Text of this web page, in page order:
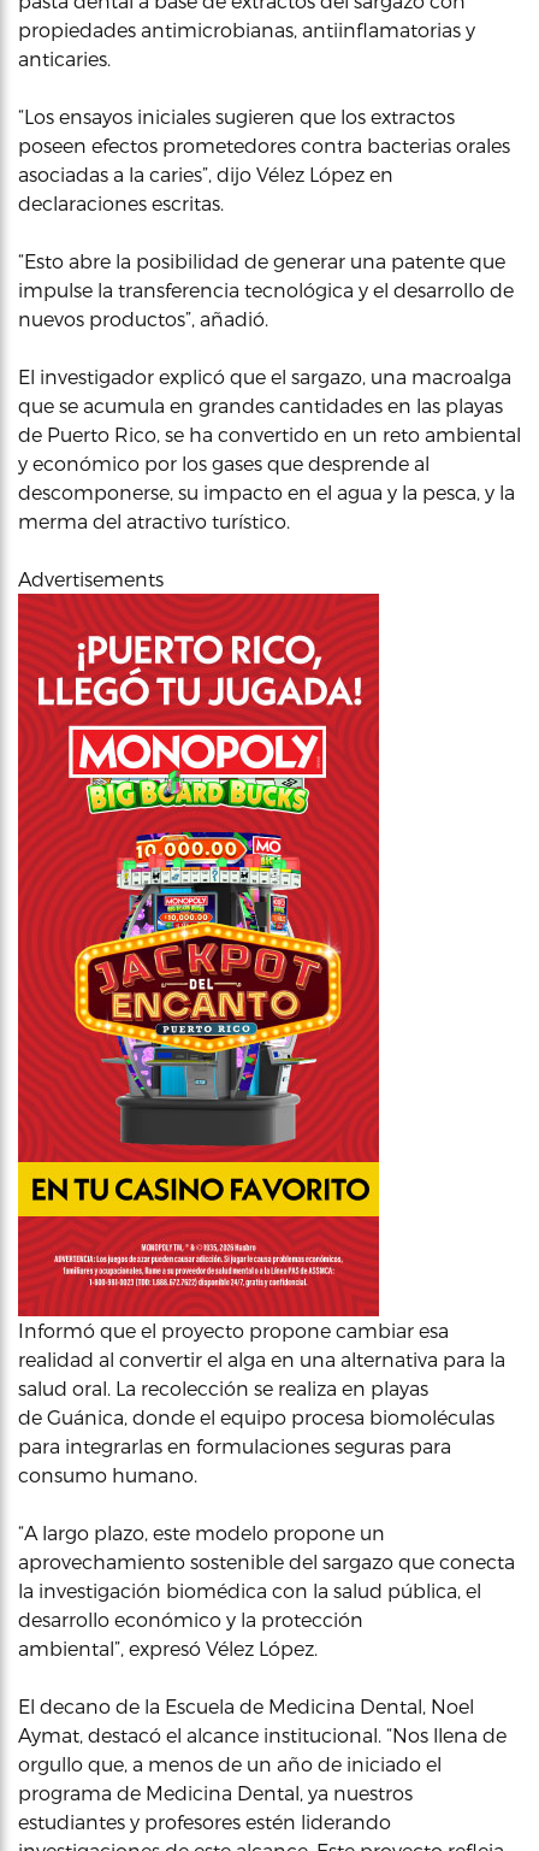
propiedades antimicrobianas, antiinflamatorias y
anticaries.
“Los ensayos iniciales sugieren que los extractos
poseen efectos prometedores contra bacterias orales
asociadas a la caries”, dijo Vélez López en
declaraciones escritas.
“Esto abre la posibilidad de generar una patente que
impulse la transferencia tecnológica y el desarrollo de
nuevos productos”, añadió.
El investigador explicó que el sargazo, una macroalga
que se acumula en grandes cantidades en las playas
de Puerto Rico, se ha convertido en un reto ambiental
y económico por los gases que desprende al
descomponerse, su impacto en el agua y la pesca, y la
merma del atractivo turístico.
Advertisements
Informó que el proyecto propone cambiar esa
realidad al convertir el alga en una alternativa para la
salud oral. La recolección se realiza en playas
de Guánica, donde el equipo procesa biomoléculas
para integrarlas en formulaciones seguras para
consumo humano.
“A largo plazo, este modelo propone un
aprovechamiento sostenible del sargazo que conecta
la investigación biomédica con la salud pública, el
desarrollo económico y la protección
ambiental”, expresó Vélez López.
El decano de la Escuela de Medicina Dental, Noel
Aymat, destacó el alcance institucional. “Nos llena de
orgullo que, a menos de un año de iniciado el
programa de Medicina Dental, ya nuestros
estudiantes y profesores estén liderando